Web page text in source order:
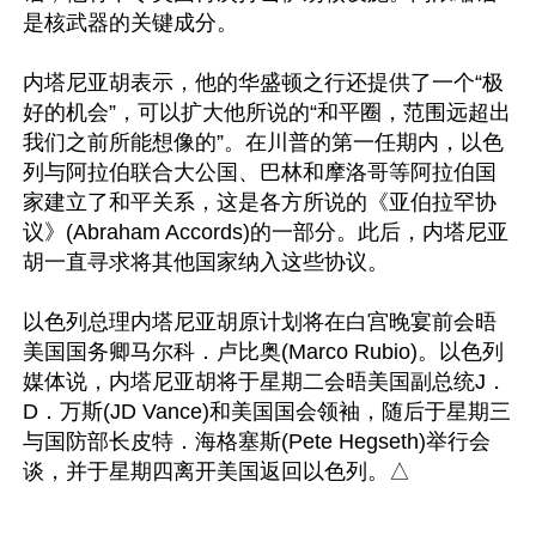
是核武器的关键成分。
内塔尼亚胡表示，他的华盛顿之行还提供了一个“极
好的机会”，可以扩大他所说的“和平圈，范围远超出
我们之前所能想像的”。在川普的第一任期内，以色
列与阿拉伯联合大公国、巴林和摩洛哥等阿拉伯国
家建立了和平关系，这是各方所说的《亚伯拉罕协
议》(Abraham Accords)的一部分。此后，内塔尼亚
胡一直寻求将其他国家纳入这些协议。
以色列总理内塔尼亚胡原计划将在白宫晚宴前会晤
美国国务卿马尔科．卢比奥(Marco Rubio)。以色列
媒体说，内塔尼亚胡将于星期二会晤美国副总统J．
D．万斯(JD Vance)和美国国会领袖，随后于星期三
与国防部长皮特．海格塞斯(Pete Hegseth)举行会